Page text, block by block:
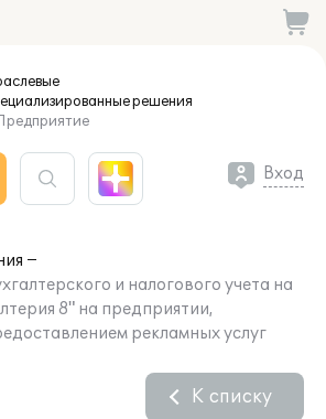
решения
Вход
и налогового учета на
8" на предприятии,
рекламных услуг
К списку